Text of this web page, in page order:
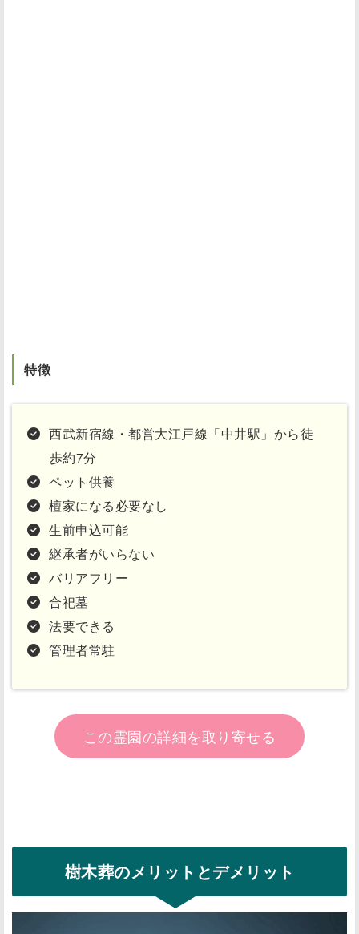
特徴
西武新宿線・都営大江戸線「中井駅」から徒
歩約7分
ペット供養
檀家になる必要なし
生前申込可能
継承者がいらない
バリアフリー
合祀墓
法要できる
管理者常駐
この霊園の詳細を取り寄せる
樹木葬のメリットとデメリット